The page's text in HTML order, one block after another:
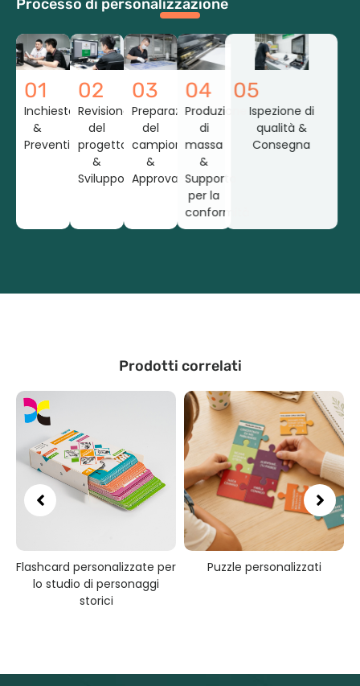
Processo di personalizzazione
01
Inchiesta
&
Preventivo
02
Revisione
del
progetto
&
Sviluppo
03
Preparazione
del
campione
&
Approvazione
04
Produzione
di
massa
&
Supporto
per la
conformità
05
Ispezione di
qualità &
Consegna
Prodotti correlati
Flashcard personalizzate per
lo studio di personaggi
storici
Puzzle personalizzati